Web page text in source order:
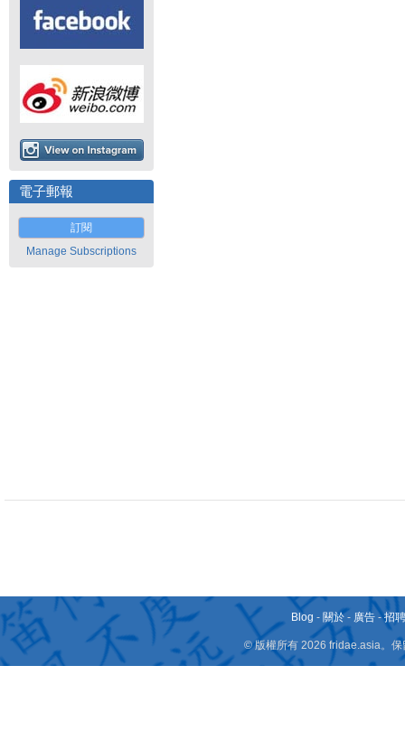
電子郵報
訂閱
Manage Subscriptions
Blog - 關於 - 廣告 -招
© 版權所有 2026 fridae.asia。